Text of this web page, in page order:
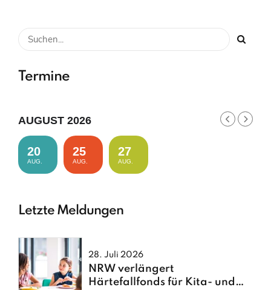
Termine
AUGUST 2026
20
AUG.
25
AUG.
27
AUG.
Letzte Meldungen
28. Juli 2026
NRW verlängert
Härtefallfonds für Kita- und